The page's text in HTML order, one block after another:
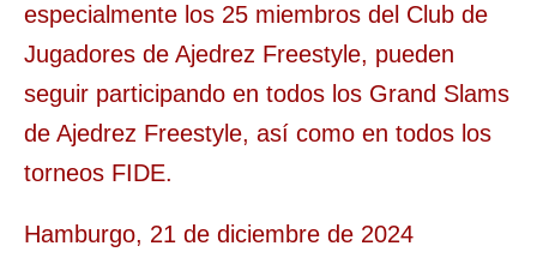
especialmente los 25 miembros del Club de
Jugadores de Ajedrez Freestyle, pueden
seguir participando en todos los Grand Slams
de Ajedrez Freestyle, así como en todos los
torneos FIDE.
Hamburgo, 21 de diciembre de 2024